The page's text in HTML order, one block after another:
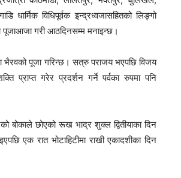
धार्मिक विधिपूर्वक इन्द्रध्वजासहितको लिङ्गो
पूजाआजा गरी आठदिनसम्म मनाइन्छ।
भैरवको पूजा गरिन्छ। सत्रु पराजय भएपछि विजय
प्राप्त गरेर प्रदर्शन गर्ने पर्वका रुपमा पनि
बोकाले छोएको रूख भाद्र शुक्ल द्वितीयाका दिन
एक रात भोटाहिटीमा राखी एकादशीका दिन